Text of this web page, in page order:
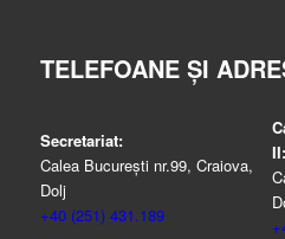
TELEFOANE ȘI
Secretariat:
Calea București nr.99, Craiova,
Dolj
+40 (251) 431.189
II: